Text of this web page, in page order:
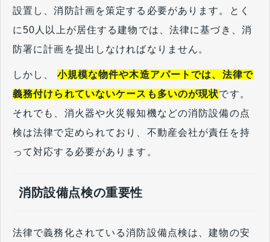
設置し、消防計画を策定する必要があります。とく
に50人以上が居住する建物では、法律に基づき、消
防署に計画を提出しなければなりません。
しかし、 小規模な物件や木造アパートでは、法律で
義務付けられていないケースも多いのが現状です。
それでも、消火器や火災報知機などの消防設備の点
検は法律で定められており、不動産会社が責任を持
って対応する必要があります。
消防設備点検の重要性
法律で義務化されている消防設備点検は、建物の安